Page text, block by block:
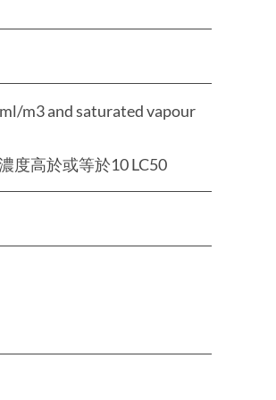
m3 and saturated vapour
度高於或等於10 LC50